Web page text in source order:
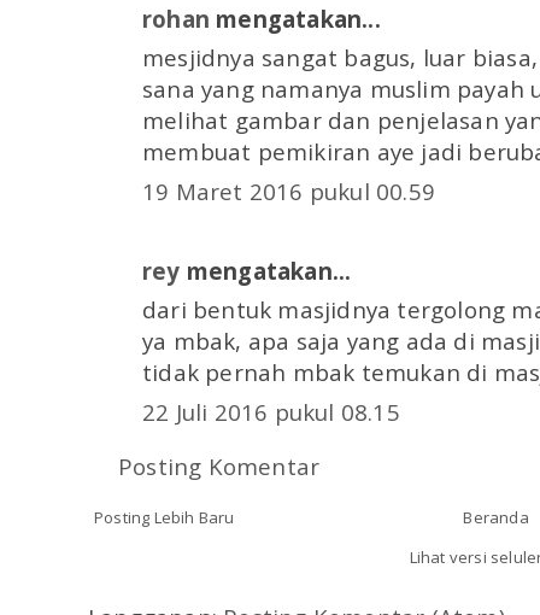
rohan mengatakan...
mesjidnya sangat bagus, luar
sana yang namanya muslim
melihat gambar dan penjelasan
membuat pemikiran aye jadi
19 Maret 2016 pukul 00.59
rey mengatakan...
dari bentuk masjidnya tergolong
ya mbak, apa saja yang ada di
tidak pernah mbak temukan di
22 Juli 2016 pukul 08.15
Posting Komentar
Posting Lebih Baru
Beranda
Lihat versi